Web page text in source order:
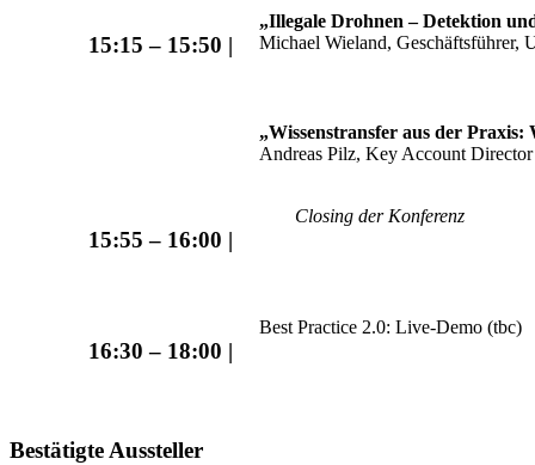
15:15 – 15:50 |
„Illegale Drohnen – Detektion
Michael Wieland, Geschäftsführer,
„Wissenstransfer aus der Praxis:
Andreas Pilz, Key Account
15:55 – 16:00 |
Closing der Konferenz
16:30 – 18:00 |
Best Practice 2.0: Live-Demo (tbc)
Bestätigte Aussteller